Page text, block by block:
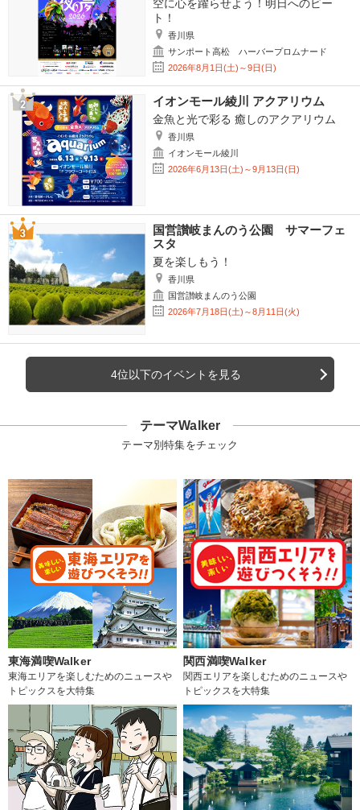
空に心を躍らせよう！明日へのビー
ト！
香川県
サンポート高松 ハーバープロムナード
2026年8月1日(土)～9日(日)
イオンモール綾川 アクアリウム
金魚と光で彩る 癒しのアクアリウム
香川県
イオンモール綾川
2026年6月13日(土)～9月13日(日)
国営讃岐まんのう公園 サマーフェ
スタ
夏を楽しもう！
香川県
国営讃岐まんのう公園
2026年7月18日(土)～8月11日(火)
4位以下のイベントを見る
テーマWalker
テーマ別特集をチェック
東海満喫Walker
東海エリアを楽しむためのニュースや
トピックスを大特集
関西満喫Walker
関西エリアを楽しむためのニュースや
トピックスを大特集